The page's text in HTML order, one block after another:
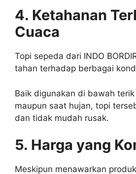
4. Ketahanan
Cuaca
Topi sepeda dari INDO
tahan terhadap berbagai
Baik digunakan di bawah
maupun saat hujan, topi
dan tidak mudah rusak.
5. Harga yang
Meskipun menawarkan